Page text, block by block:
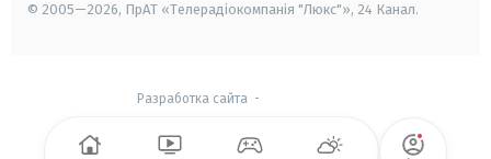
© 2005—2026, ПрАТ «Телерадіокомпанія "Люкс"», 24 Канал.
Разработка сайта -